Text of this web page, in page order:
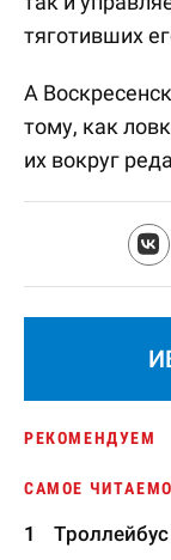
тяготивших
А
тому, как
их вокруг
РЕКОМЕНДУЕМ
САМОЕ